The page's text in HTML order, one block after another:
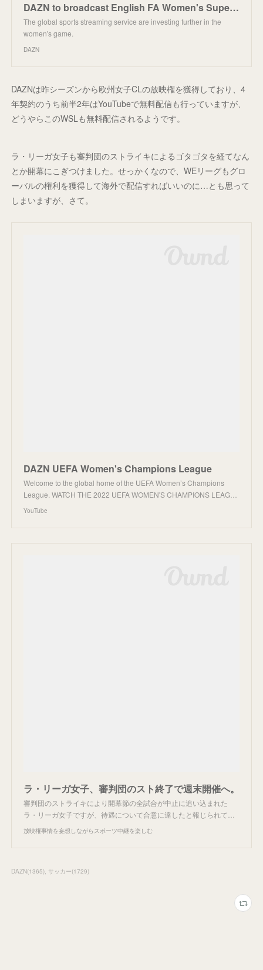
DAZN to broadcast English FA Women's Super League, Women's FA Cup in Spain, Italy and Japan | DAZN N
The global sports streaming service are investing further in the
women's game.
DAZN
DAZNは昨シーズンから欧州女子CLの放映権を獲得しており、4
年契約のうち前半2年はYouTubeで無料配信も行っていますが、
どうやらこのWSLも無料配信されるようです。
ラ・リーガ女子も審判団のストライキによるゴタゴタを経てなん
とか開幕にこぎつけました。せっかくなので、WEリーグもグロ
ーバルの権利を獲得して海外で配信すればいいのに…とも思って
しまいますが、さて。
DAZN UEFA Women's Champions League
Welcome to the global home of the UEFA Women’s Champions
League. WATCH THE 2022 UEFA WOMEN'S CHAMPIONS LEAG…
YouTube
ラ・リーガ女子、審判団のスト終了で週末開催へ。
審判団のストライキにより開幕節の全試合が中止に追い込まれた
ラ・リーガ女子ですが、待遇について合意に達したと報じられて…
放映権事情を妄想しながらスポーツ中継を楽しむ
DAZN(1365) サッカー(1729)